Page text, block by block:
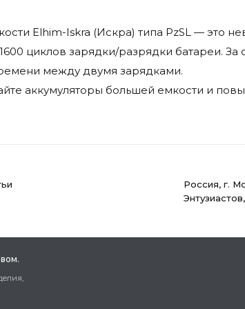
Elhim-Iskra (Искра) типа PzSL — это
циклов зарядки/разрядки батареи. За
между двумя зарядками.
аккумуляторы большей емкости и
Poccия, г.